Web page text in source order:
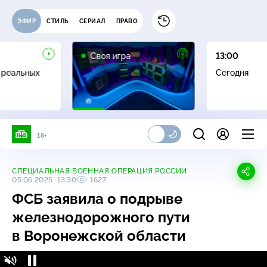
ЭФИР СТИЛЬ СЕРИАЛ ПРАВО
Своя игра
0+
13:00
Сегодня
18+
СПЕЦИАЛЬНАЯ ВОЕННАЯ ОПЕРАЦИЯ РОССИИ
05.06.2025, 13:30
1627
ФСБ заявила о подрыве
железнодорожного пути
в Воронежской области